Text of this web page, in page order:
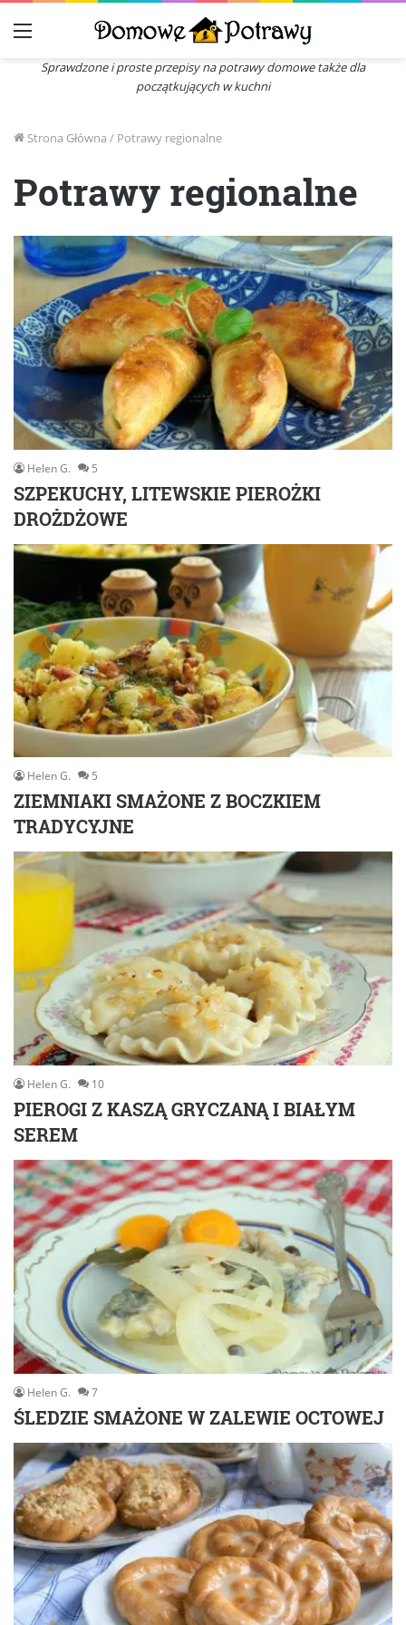
Menu
Sprawdzone i proste przepisy na potrawy domowe także dla
początkujących w kuchni
Strona Główna / Potrawy regionalne
Potrawy regionalne
Helen G. 5
SZPEKUCHY, LITEWSKIE PIEROŻKI
DROŻDŻOWE
Helen G. 5
ZIEMNIAKI SMAŻONE Z BOCZKIEM
TRADYCYJNE
Helen G. 10
PIEROGI Z KASZĄ GRYCZANĄ I BIAŁYM
SEREM
Helen G. 7
ŚLEDZIE SMAŻONE W ZALEWIE OCTOWEJ